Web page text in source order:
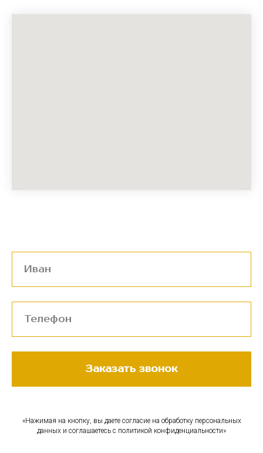
Заказать звонок
«Нажимая на кнопку, вы даете согласие на обработку персональных
данных и соглашаетесь c политикой конфиденциальности»